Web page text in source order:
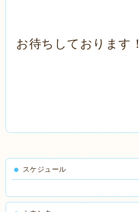
お待ちしております！
スケジュール